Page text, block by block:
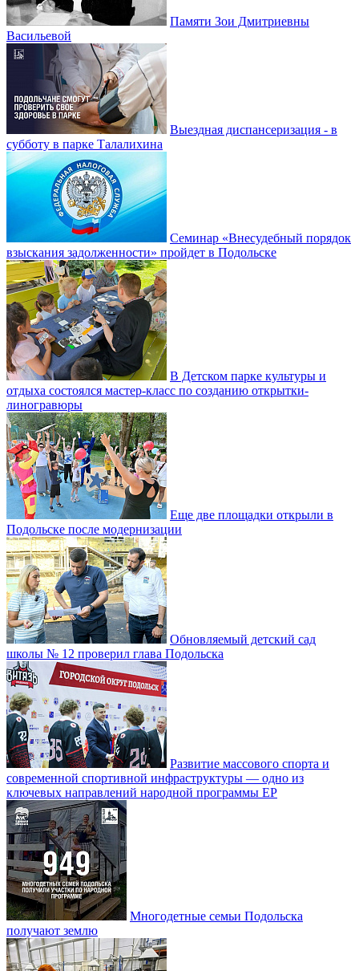
Памяти Зои Дмитриевны
Васильевой
Выездная диспансеризация - в
субботу в парке Талалихина
Семинар «Внесудебный порядок
взыскания задолженности» пройдет в Подольске
В Детском парке культуры и
отдыха состоялся мастер-класс по созданию открытки-
линогравюры
Еще две площадки открыли в
Подольске после модернизации
Обновляемый детский сад
школы № 12 проверил глава Подольска
Развитие массового спорта и
современной спортивной инфраструктуры — одно из
ключевых направлений народной программы ЕР
Многодетные семьи Подольска
получают землю